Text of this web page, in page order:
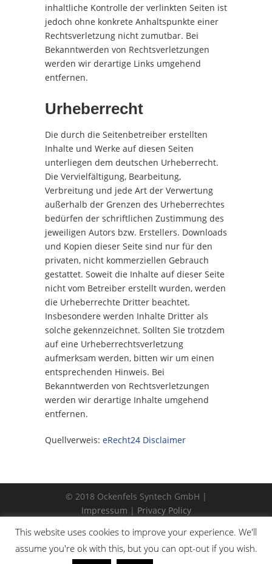
inhaltliche Kontrolle der verlinkten Seiten ist
jedoch ohne konkrete Anhaltspunkte einer
Rechtsverletzung nicht zumutbar. Bei
Bekanntwerden von Rechtsverletzungen
werden wir derartige Links umgehend
entfernen.
Urheberrecht
Die durch die Seitenbetreiber erstellten
Inhalte und Werke auf diesen Seiten
unterliegen dem deutschen Urheberrecht.
Die Vervielfältigung, Bearbeitung,
Verbreitung und jede Art der Verwertung
außerhalb der Grenzen des Urheberrechtes
bedürfen der schriftlichen Zustimmung des
jeweiligen Autors bzw. Erstellers. Downloads
und Kopien dieser Seite sind nur für den
privaten, nicht kommerziellen Gebrauch
gestattet. Soweit die Inhalte auf dieser Seite
nicht vom Betreiber erstellt wurden, werden
die Urheberrechte Dritter beachtet.
Insbesondere werden Inhalte Dritter als
solche gekennzeichnet. Sollten Sie trotzdem
auf eine Urheberrechtsverletzung
aufmerksam werden, bitten wir um einen
entsprechenden Hinweis. Bei
Bekanntwerden von Rechtsverletzungen
werden wir derartige Inhalte umgehend
entfernen.
Quellverweis: eRecht24 Disclaimer
© 2018 Ockenfels Syntech GmbH |
Impressum | Privacy Policy
This website uses cookies to improve your experience. We'll
assume you're ok with this, but you can opt-out if you wish.